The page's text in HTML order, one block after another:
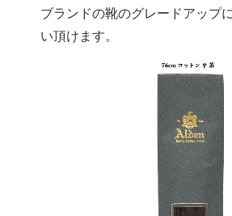
ブランドの靴のグレードアップ
い頂けます。